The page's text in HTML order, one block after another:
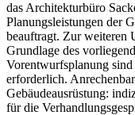
das Architekturbüro
Planungsleistungen der
beauftragt. Zur weiteren
Grundlage des
Vorentwurfsplanung
erforderlich.
Gebäudeausrüstung:
für die